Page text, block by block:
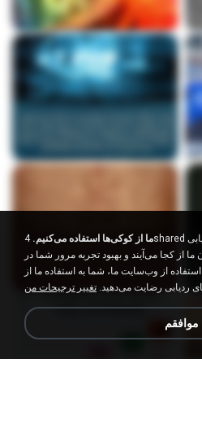
ما از کوکی‌ها استفاده می‌کنیم. 4shared از کوکی‌ها و سایر فناوری‌های ردیابی
ما از کجا می‌آیند و بهبود تجربه مرور شما در
از وب‌سایت ما، شما به استفاده ما از
ردیابی رضایت می‌دهید. تغییر ترجیحات من
موافقم